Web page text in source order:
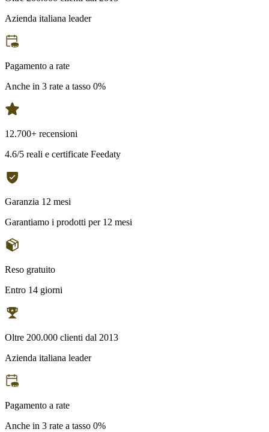
Azienda italiana leader
Pagamento a rate
Anche in 3 rate a tasso 0%
12.700+ recensioni
4.6/5 reali e certificate Feedaty
Garanzia 12 mesi
Garantiamo i prodotti per 12 mesi
Reso gratuito
Entro 14 giorni
Oltre 200.000 clienti dal 2013
Azienda italiana leader
Pagamento a rate
Anche in 3 rate a tasso 0%